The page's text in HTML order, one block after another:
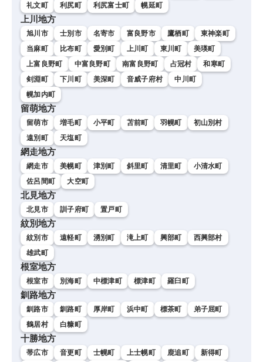
礼文町
利尻町 利尻富士町 幌延町
上川地方
旭川市 士別市 名寄市 富良野市 鷹栖町
東神楽町
当麻町
比布町 愛別町 上川町 東川町
美瑛町
上富良野町
中富良野町 南富良野町 占冠村
和寒町
剣淵町
下川町 美深町 音威子府村
中川町
幌加内町
留萌地方
留萌市 増毛町 小平町 苫前町 羽幌町
初山別村
遠別町
天塩町
網走地方
網走市 美幌町 津別町 斜里町 清里町
小清水町
佐呂間町
大空町
北見地方
北見市 訓子府町 置戸町
紋別地方
紋別市 遠軽町 湧別町 滝上町 興部町
西興部村
雄武町
根室地方
根室市 別海町 中標津町 標津町 羅臼町
釧路地方
釧路市 釧路町 厚岸町 浜中町 標茶町
弟子屈町
鶴居村
白糠町
十勝地方
帯広市 音更町 士幌町 上士幌町 鹿追町 新得町